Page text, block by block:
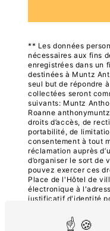
** Les données
nécessaires aux fins
enregistrées dans un
destinées à Muntz
seul but de répondre
collectées seront
suivants: Muntz
Roanne
droits d’accès, de
portabilité, de
consentement à tout
réclamation auprès
d’organiser le sort de
pouvez exercer ces
Place de l'Hôtel de
électronique à
justificatif d'identité
conservons vos
contact puis
fins probatoires et